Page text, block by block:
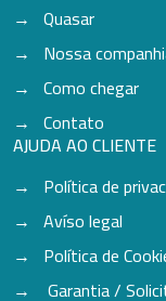
Quasar
Nossa
Como chegar
Contato
AJUDA AO CLIENTE
Política de
Avíso legal
Política de
Garantia /